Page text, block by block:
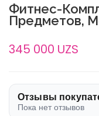
Отзывы
Пока нет отзывов
Фитнес-
Предметов,
345 000 UZS